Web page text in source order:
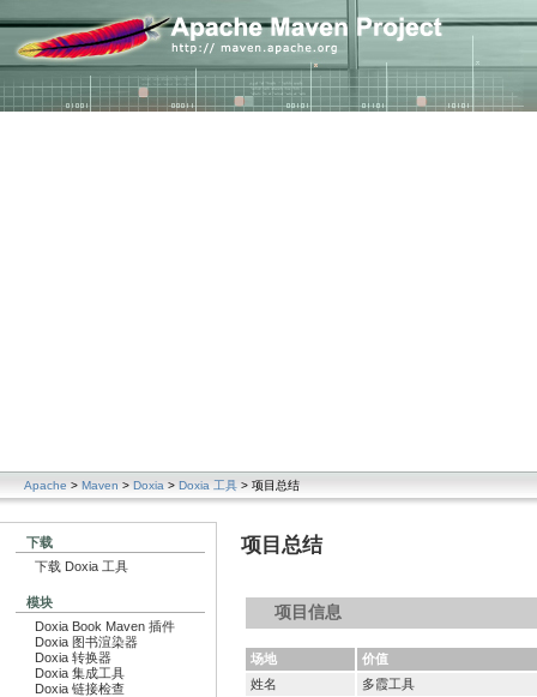
Apache > Maven > Doxia > Doxia 工具 > 项目总结
下载
下载 Doxia 工具
模块
Doxia Book Maven 插件
Doxia 图书渲染器
Doxia 转换器
Doxia 集成工具
Doxia 链接检查
项目总结
项目信息
场地
价值
姓名
多霞工具